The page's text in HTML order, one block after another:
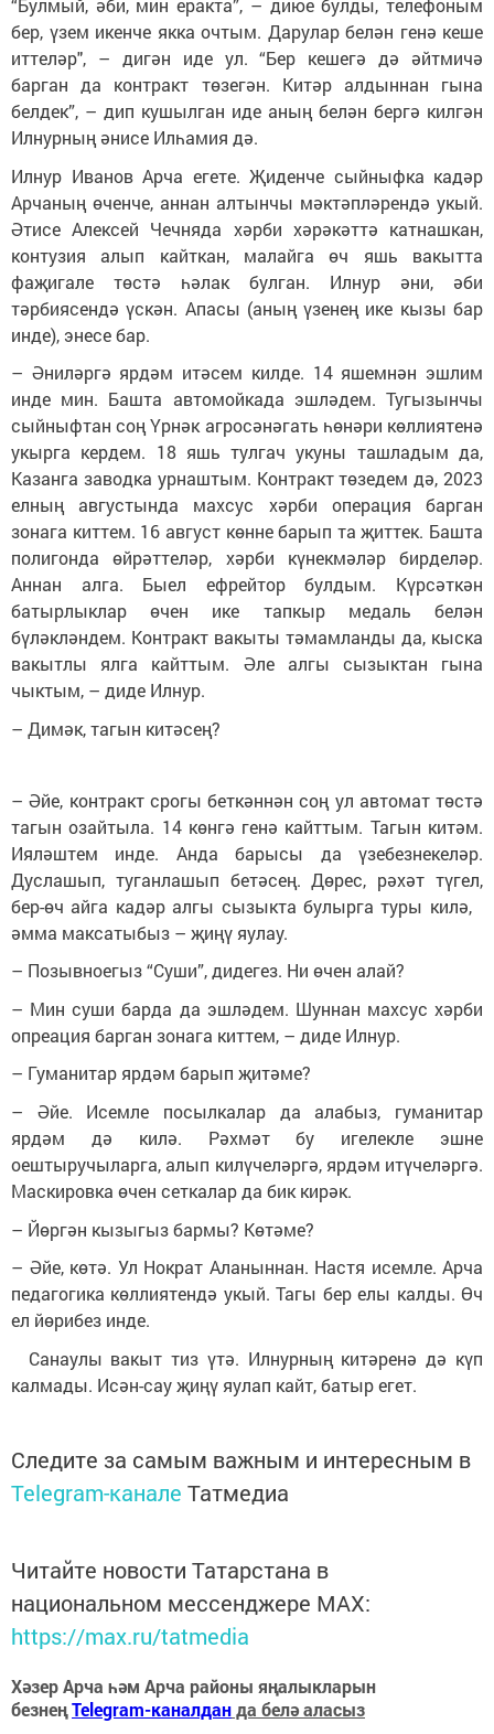
“Булмый, әби, мин еракта”, – диюе булды, телефоным
бер, үзем икенче якка очтым. Дарулар белән генә кеше
иттеләр", – дигән иде ул. “Бер кешегә дә әйтмичә
барган да контракт төзегән. Китәр алдыннан гына
белдек”, – дип кушылган иде аның белән бергә килгән
Илнурның әнисе Илһамия дә.
Илнур Иванов Арча егете. Җиденче сыйныфка кадәр
Арчаның өченче, аннан алтынчы мәктәпләрендә укый.
Әтисе Алексей Чечняда хәрби хәрәкәттә катнашкан,
контузия алып кайткан, малайга өч яшь вакытта
фаҗигале төстә һәлак булган. Илнур әни, әби
тәрбиясендә үскән. Апасы (аның үзенең ике кызы бар
инде), энесе бар.
– Әниләргә ярдәм итәсем килде. 14 яшемнән эшлим
инде мин. Башта автомойкада эшләдем. Тугызынчы
сыйныфтан соң Үрнәк агросәнәгать һөнәри көллиятенә
укырга кердем. 18 яшь тулгач укуны ташладым да,
Казанга заводка урнаштым. Контракт төзедем дә, 2023
елның августында махсус хәрби операция барган
зонага киттем. 16 август көнне барып та җиттек. Башта
полигонда өйрәттеләр, хәрби күнекмәләр бирделәр.
Аннан алга. Быел ефрейтор булдым. Күрсәткән
батырлыклар өчен ике тапкыр медаль белән
бүләкләндем. Контракт вакыты тәмамланды да, кыска
вакытлы ялга кайттым. Әле алгы сызыктан гына
чыктым, – диде Илнур.
– Димәк, тагын китәсең?
– Әйе, контракт срогы беткәннән соң ул автомат төстә
тагын озайтыла. 14 көнгә генә кайттым. Тагын китәм.
Ияләштем инде. Анда барысы да үзебезнекеләр.
Дуслашып, туганлашып бетәсең. Дөрес, рәхәт түгел,
бер-өч айга кадәр алгы сызыкта булырга туры килә,
әмма максатыбыз – җиңү яулау.
– Позывноегыз “Суши”, дидегез. Ни өчен алай?
– Мин суши барда да эшләдем. Шуннан махсус хәрби
опреация барган зонага киттем, – диде Илнур.
– Гуманитар ярдәм барып җитәме?
– Әйе. Исемле посылкалар да алабыз, гуманитар
ярдәм дә килә. Рәхмәт бу игелекле эшне
оештыручыларга, алып килүчеләргә, ярдәм итүчеләргә.
Маскировка өчен сеткалар да бик кирәк.
– Йөргән кызыгыз бармы? Көтәме?
– Әйе, көтә. Ул Нократ Аланыннан. Настя исемле. Арча
педагогика көллиятендә укый. Тагы бер елы калды. Өч
ел йөрибез инде.
Санаулы вакыт тиз үтә. Илнурның китәренә дә күп
калмады. Исән-сау җиңү яулап кайт, батыр егет.
Следите за самым важным и интересным в
Telegram-канале Татмедиа
Читайте новости Татарстана в
национальном мессенджере MАХ:
https://max.ru/tatmedia
Хәзер Арча һәм Арча районы яңалыкларын
безнеңTelegram-каналданда белә аласыз